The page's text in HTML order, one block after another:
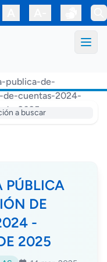
publica-de-
de-cuentas-2024-
de-2025
PÚBLICA
DE
-
2025